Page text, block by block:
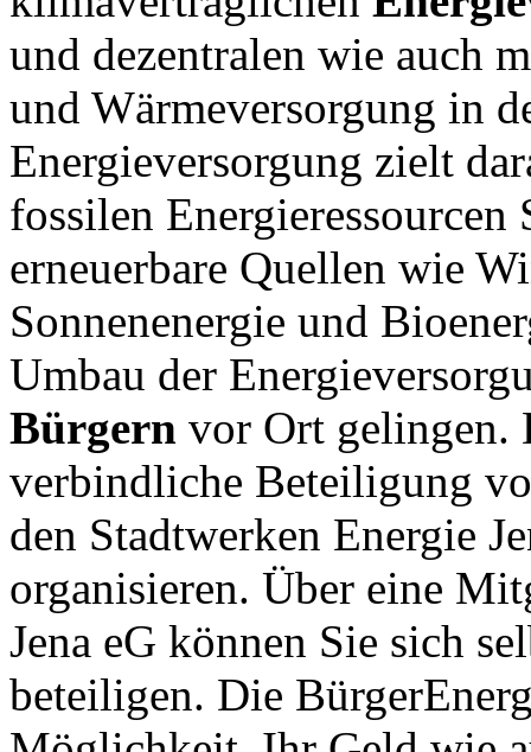
und dezentralen wie auch
und Wärmeversorgung in
Energieversorgung zielt
fossilen
erneuerbare Quellen wie
Sonnenenergie und
Umbau der
Bürgern vor Ort gelingen.
verbindliche Beteiligung
den Stadtwerken Energie
organisieren. Über eine
Jena eG können Sie sich
beteiligen. Die